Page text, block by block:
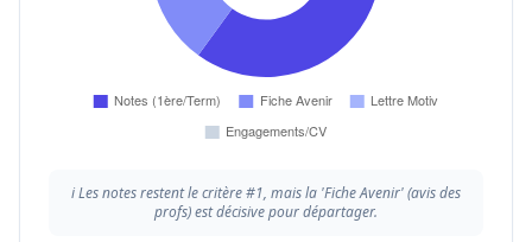
ℹ️Les notes restent le critère #1, mais la 'Fiche Avenir' (avis des
profs) est décisive pour départager.